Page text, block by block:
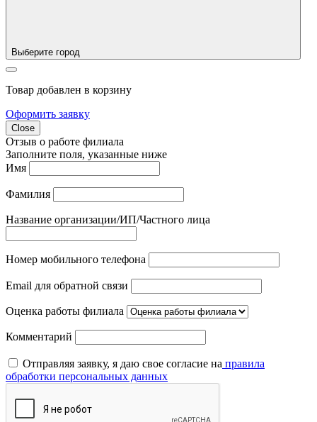
Выберите город
Товар добавлен в корзину
Оформить заявку
Close
Отзыв о работе филиала
Заполните поля, указанные ниже
Имя
Фамилия
Название организации/ИП/Частного лица
Номер мобильного телефона
Email для обратной связи
Оценка работы филиала
Комментарий
Отправляя заявку, я даю свое согласие на правила
обработки персональных данных